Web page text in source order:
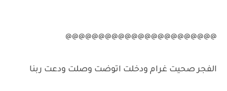
@@@@@@@@@@@@@@@@@@@@@@@
الفجر صحيت غرام ودخلت اتوضت وصلت ودعت ربنا